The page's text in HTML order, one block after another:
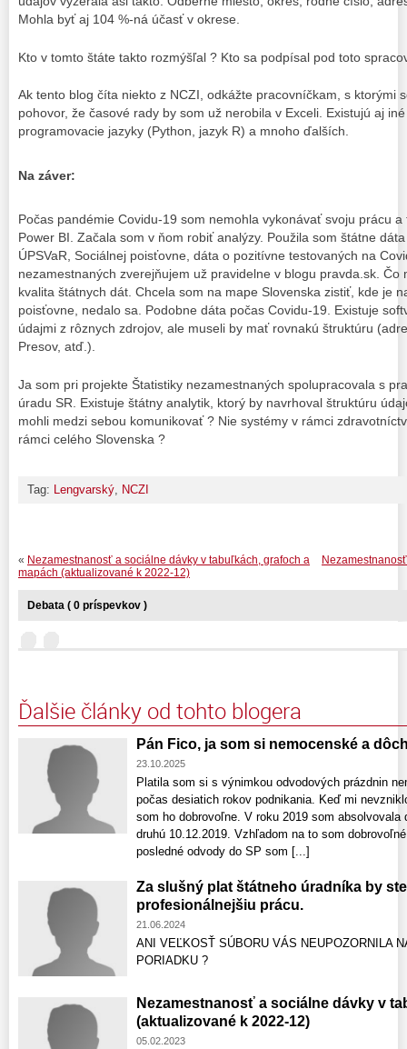
Mohla byť aj 104 %-ná účasť v okrese.
Kto v tomto štáte takto rozmýšľal ? Kto sa podpísal pod toto
Ak tento blog číta niekto z NCZI, odkážte pracovníčkam, s ktorými
pohovor, že časové rady by som už nerobila v Exceli. Existujú aj
programovacie jazyky (Python, jazyk R) a mnoho ďalších.
Na záver:
Počas pandémie Covidu-19 som nemohla vykonávať svoju prácu
Power BI. Začala som v ňom robiť analýzy. Použila som štátne
ÚPSVaR, Sociálnej poisťovne, dáta o pozitívne testovaných na
nezamestnaných zverejňujem už pravidelne v blogu pravda.sk. Čo
kvalita štátnych dát. Chcela som na mape Slovenska zistiť, kde je
poisťovne, nedalo sa. Podobne dáta počas Covidu-19. Existuje
údajmi z rôznych zdrojov, ale museli by mať rovnakú štruktúru
Presov, atď.).
Ja som pri projekte Štatistiky nezamestnaných spolupracovala s
úradu SR. Existuje štátny analytik, ktorý by navrhoval štruktúru
mohli medzi sebou komunikovať ? Nie systémy v rámci
rámci celého Slovenska ?
Tag: Lengvarský, NCZI
« Nezamestnanosť a sociálne dávky v tabuľkách, grafoch a
mapách (aktualizované k 2022-12)
Debata ( 0 príspevkov )
Ďalšie články od tohto blogera
Pán Fico, ja som si nemocenské a
23.10.2025
Platila som si s výnimkou odvodových prázdnin
počas desiatich rokov podnikania. Keď mi
som ho dobrovoľne. V roku 2019 som absolvovala
druhú 10.12.2019. Vzhľadom na to som
posledné odvody do SP som [...]
Za slušný plat štátneho úradníka by
profesionálnejšiu prácu.
21.06.2024
ANI VEĽKOSŤ SÚBORU VÁS NEUPOZORNILA
PORIADKU ?
Nezamestnanosť a sociálne dávky v
(aktualizované k 2022-12)
05.02.2023